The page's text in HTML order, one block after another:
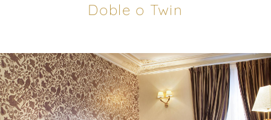
Doble o Twin